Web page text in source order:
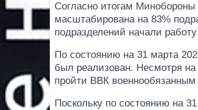
Согласно итогам
масштабирована на 83%
подразделений начали
По состоянию на 31 марта
был реализован. Несмотря на
пройти ВВК военнообязанным
Поскольку по состоянию на